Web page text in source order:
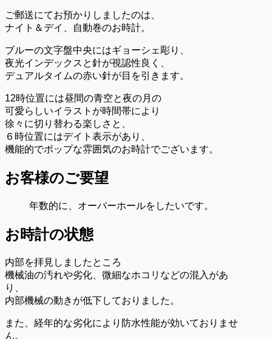
ご郵送にてお預かりしましたのは、
ナイト＆デイ、自動巻のお時計。
ブルーの文字盤中央にはギョーシェ彫り、
夜光インデックスと針が視認性良く、
デュアルタイムの赤い針が目を引きます。
12時位置には昼間の青空と夜の月の
可愛らしいイラストが時間帯により
徐々に切り替わる楽しさと、
６時位置にはデイト表示があり、
機能的でポップな雰囲気のお時計でございます。
お客様のご要望
年数的に、オーバーホールをしたいです。
お時計の状態
内部を拝見しましたところ
機械油の汚れや劣化、微細なホコリなどの混入があ
り、
内部機械の動きが低下しておりました。
また、経年的な劣化により防水性能が効いておりませ
ん。